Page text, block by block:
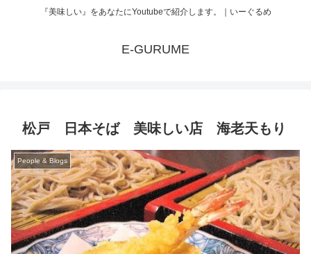
『美味しい』をあなたにYoutubeで紹介します。｜いーぐるめ
E-GURUME
松戸 日本そば 美味しい店 海老天もり
People & Blogs